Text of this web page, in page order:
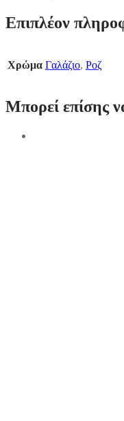
Επιπλέον
Χρώμα Γαλάζιο, Ροζ
Μπορεί επίσης